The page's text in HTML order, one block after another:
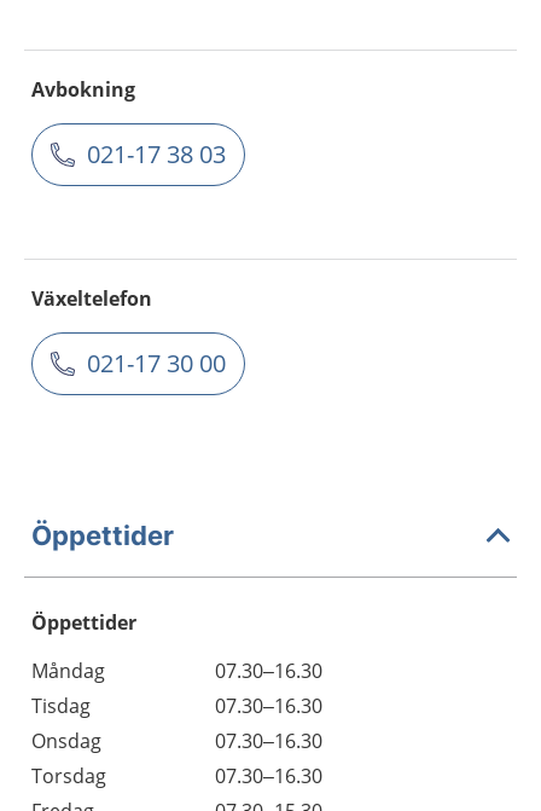
Avbokning
021-17 38 03
Växeltelefon
021-17 30 00
Öppettider
Öppettider
Dag
Öppettider
Kommentarer
Måndag
07.30–16.30
Tisdag
07.30–16.30
Onsdag
07.30–16.30
Torsdag
07.30–16.30